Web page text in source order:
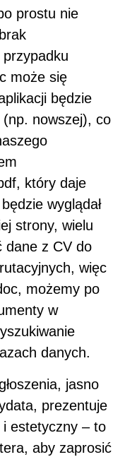
prostu nie
może się
będzie
(np. nowszej), co
który daje
wyglądał
strony, wielu
dane z CV do
więc
możemy po
w
danych.
jasno
prezentuje
estetyczny – to
aby zaprosić